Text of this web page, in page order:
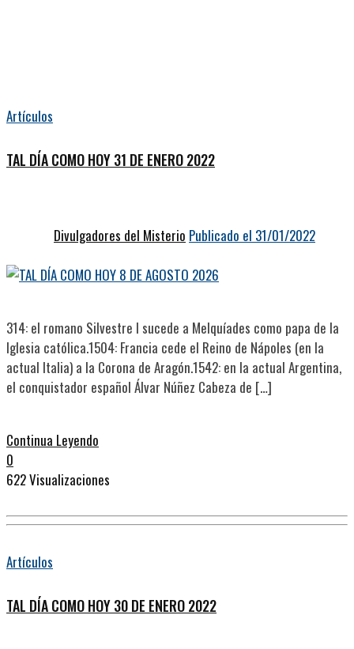
Artículos
TAL DÍA COMO HOY 31 DE ENERO 2022
Divulgadores del Misterio Publicado el 31/01/2022
314: el romano Silvestre I sucede a Melquíades como papa de la
Iglesia católica.1504: Francia cede el Reino de Nápoles (en la
actual Italia) a la Corona de Aragón.1542: en la actual Argentina,
el conquistador español Álvar Núñez Cabeza de […]
Continua Leyendo
0
622 Visualizaciones
Artículos
TAL DÍA COMO HOY 30 DE ENERO 2022